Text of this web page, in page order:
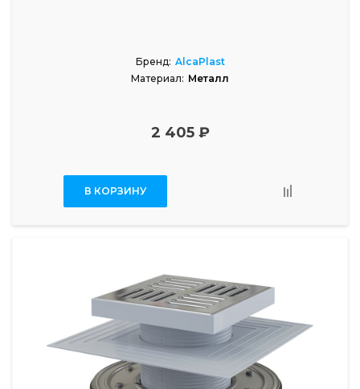
Бренд: AlcaPlast
Материал: Металл
2 405 ₽
В КОРЗИНУ